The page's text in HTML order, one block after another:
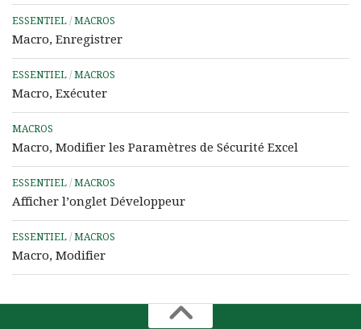
ESSENTIEL / MACROS
Macro, Enregistrer
ESSENTIEL / MACROS
Macro, Exécuter
MACROS
Macro, Modifier les Paramètres de Sécurité Excel
ESSENTIEL / MACROS
Afficher l’onglet Développeur
ESSENTIEL / MACROS
Macro, Modifier